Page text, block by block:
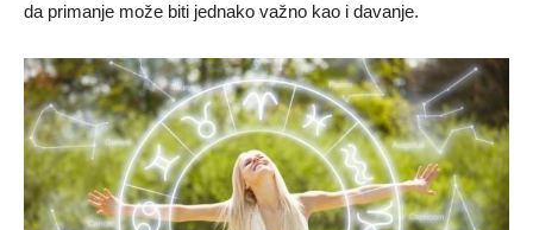
da primanje može biti jednako važno kao i davanje.